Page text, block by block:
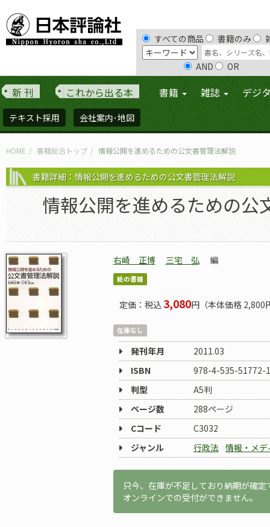
すべての商品 書籍のみ
AND OR
新 刊 これから出る本 書籍 雑誌 デジ
テキスト採用 会社案内･地図
HOME 書籍総合トップ 情報公開を進めるための公文書管理法解説
書籍詳細：情報公開を進めるための公文書管理法解説
情報公開を進めるための公
右崎 正博 三宅 弘 編
紙の書籍
定価：税込 3,080円（本体価格 2,800
在庫なし
発刊年月
2011.03
ISBN
978-4-535-51772-1
判型
A5判
ページ数
288ページ
Cコード
C3032
ジャンル
行政法 情報・メデ
只今、在庫が不足しており納期が確定
オンラインでの受付ができません。